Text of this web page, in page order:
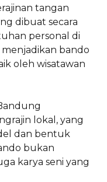
tangan
dibuat secara
personal di
menjadikan bando
oleh wisatawan
lokal, yang
dan bentuk
bukan
karya seni yang